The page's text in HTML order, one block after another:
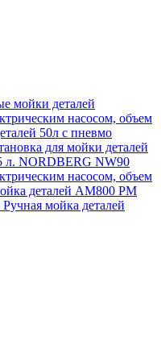
мойки деталей
насосом, объем
50л с пневмо
для мойки деталей
л. NORDBERG NW90
насосом, объем
деталей АМ800 РМ
Ручная мойка деталей